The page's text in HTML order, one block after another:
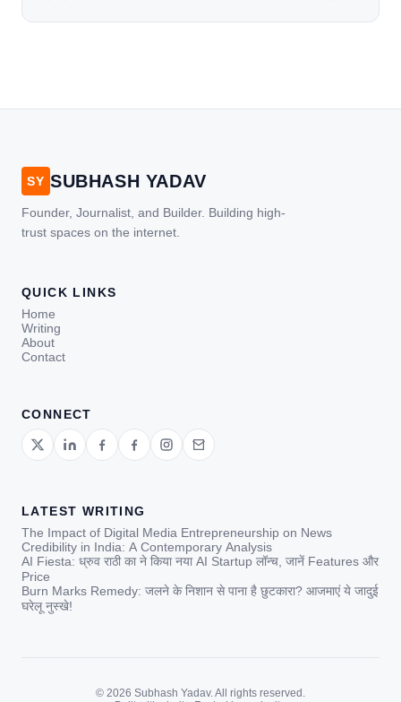
[…]
SY SUBHASH YADAV
Founder, Journalist, and Builder. Building high-
trust spaces on the internet.
QUICK LINKS
Home
Writing
About
Contact
CONNECT
LATEST WRITING
The Impact of Digital Media Entrepreneurship on News
Credibility in India: A Contemporary Analysis
AI Fiesta: ध्रुव राठी का ने किया नया AI Startup लॉन्च, जानें Features और
Price
Burn Marks Remedy: जलने के निशान से पाना है छुटकारा? आजमाएं ये जादुई
घरेलू नुस्खे!
© 2026 Subhash Yadav. All rights reserved.